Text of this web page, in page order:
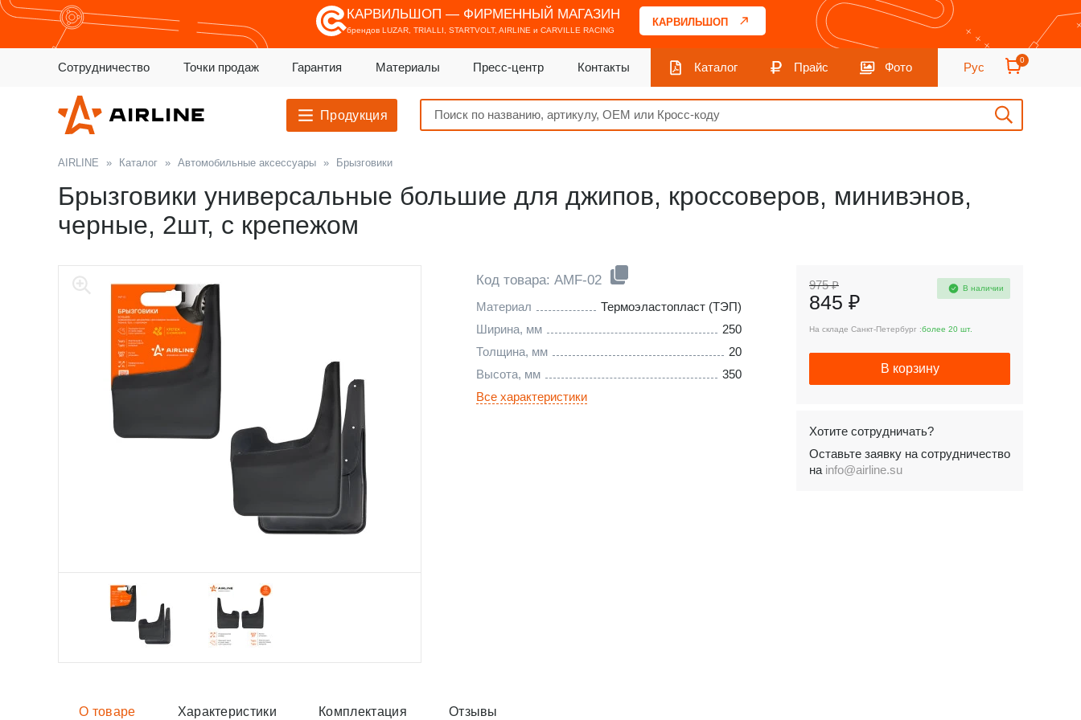
КАРВИЛЬШОП — ФИРМЕННЫЙ МАГАЗИН
брендов LUZAR, TRIALLI, STARTVOLT, AIRLINE и CARVILLE RACING
КАРВИЛЬШОП
Сотрудничество Точки продаж Гарантия Материалы Пресс-центр Контакты Каталог Прайс Фото Рус
0
Продукция
AIRLINE » Каталог » Автомобильные аксессуары » Брызговики
Брызговики универсальные большие для джипов, кроссоверов, минивэнов,
черные, 2шт, с крепежом
Код товара: AMF-02
Материал
Термоэластопласт (ТЭП)
Ширина, мм
250
Толщина, мм
20
Высота, мм
350
Все характеристики
975 ₽
845 ₽
В наличии
На складе Санкт-Петербург :более 20 шт.
В корзину
Хотите сотрудничать?
Оставьте заявку на сотрудничество
на info@airline.su
О товаре Характеристики Комплектация Отзывы